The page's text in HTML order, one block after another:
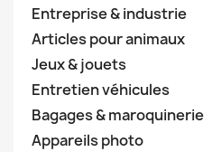
Entreprise & industrie
Articles pour animaux
Jeux & jouets
Entretien véhicules
Bagages & maroquinerie
Appareils photo